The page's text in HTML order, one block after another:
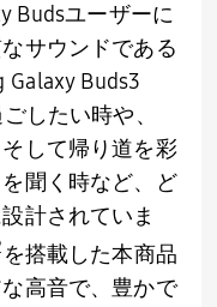
Budsユーザーに
サウンドである
Galaxy Buds3
したい時や、
して帰り道を彩
聞く時など、ど
計されていま
を搭載した本商品
高音で、豊かで